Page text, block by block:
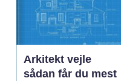
Arkitekt vejle
sådan får du mest